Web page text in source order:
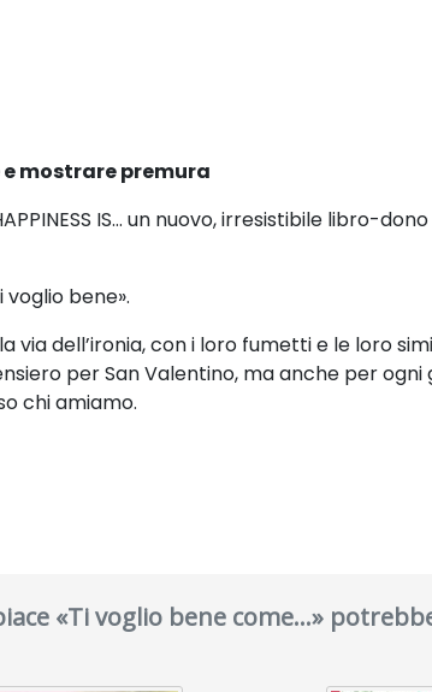
e mostrare premura
IS… un nuovo, irresistibile libro-
bene».
via dell’ironia, con i loro fumetti e le loro
per San Valentino, ma anche per ogni
chi amiamo.
«Ti voglio bene come...»